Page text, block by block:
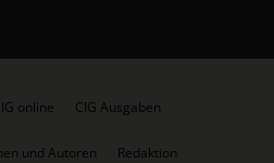
online CIG Ausgaben
und Autoren
Redaktion